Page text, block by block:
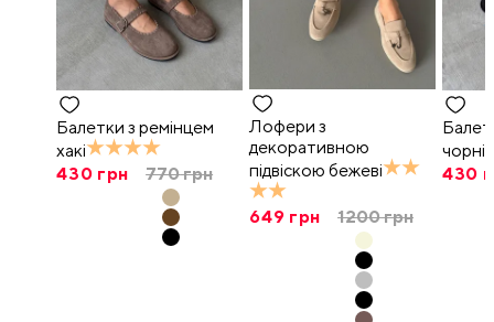
Балетки з ремінцем
хакі
430 грн 770грн
Лофери з
декоративною
підвіскою бежеві
649 грн 1200грн
чорні
430